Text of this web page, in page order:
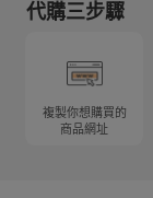
代購三步驟
複製你想購買的
商品網址